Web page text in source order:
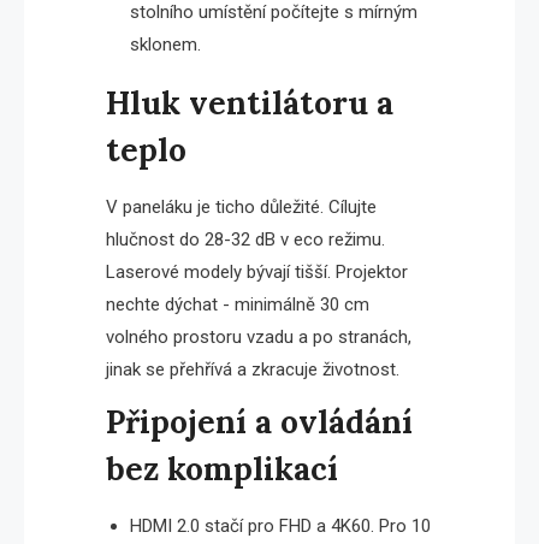
stolního umístění počítejte s mírným
sklonem.
Hluk ventilátoru a
teplo
V paneláku je ticho důležité. Cílujte
hlučnost do 28-32 dB v eco režimu.
Laserové modely bývají tišší. Projektor
nechte dýchat - minimálně 30 cm
volného prostoru vzadu a po stranách,
jinak se přehřívá a zkracuje životnost.
Připojení a ovládání
bez komplikací
HDMI 2.0 stačí pro FHD a 4K60. Pro 10